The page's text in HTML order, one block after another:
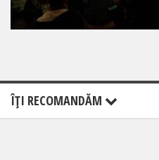
ÎŢI RECOMANDĂM